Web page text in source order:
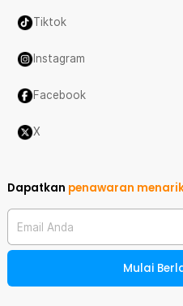
Tiktok
Instagram
Facebook
X
Dapatkan penawaran
Email Anda
Mulai